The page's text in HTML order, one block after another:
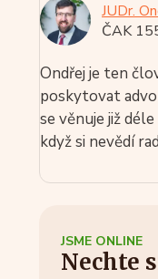
JUDr.
ČAK
Ondřej je ten
poskytovat
se věnuje již
když si nevědí
JSME ONLINE
Nechte